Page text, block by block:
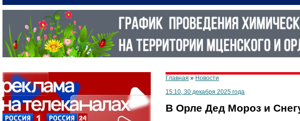
Главная » Новости
15:10, 30 декабря 2025 года
В Орле Дед Мороз и